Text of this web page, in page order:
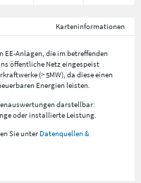
Karteninformationen
EE-Anlagen, die im betreffenden
öffentliche Netz eingespeist
(> 5MW), da diese einen
Energien leisten.
darstellbar:
oder installierte Leistung.
Sie unter Datenquellen &